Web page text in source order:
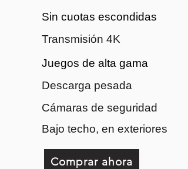
Sin cuotas escondidas
Transmisión 4K
Juegos de alta gama
Descarga pesada
Cámaras de seguridad
Bajo techo, en exteriores
Comprar ahora